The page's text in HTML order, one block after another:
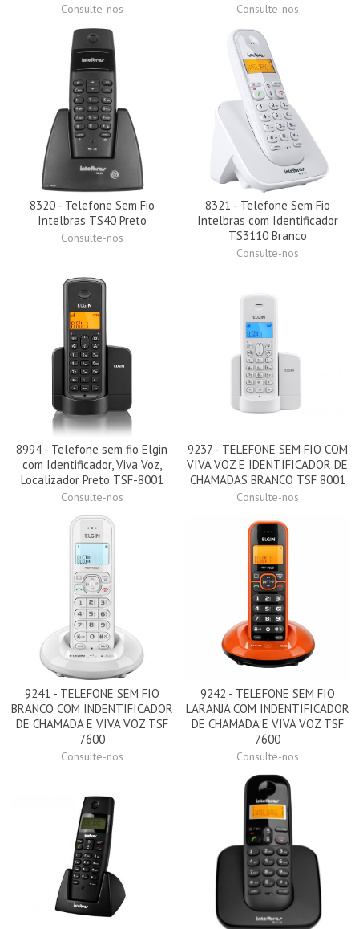
Consulte-nos Consulte-nos
8320 - Telefone Sem Fio
Intelbras TS40 Preto
Consulte-nos
8321 - Telefone Sem Fio
Intelbras com Identificador
TS3110 Branco
Consulte-nos
8994 - Telefone sem fio Elgin
com Identificador, Viva Voz,
Localizador Preto TSF-8001
Consulte-nos
9237 - TELEFONE SEM FIO COM
VIVA VOZ E IDENTIFICADOR DE
CHAMADAS BRANCO TSF 8001
Consulte-nos
9241 - TELEFONE SEM FIO
BRANCO COM INDENTIFICADOR
DE CHAMADA E VIVA VOZ TSF
7600
Consulte-nos
9242 - TELEFONE SEM FIO
LARANJA COM INDENTIFICADOR
DE CHAMADA E VIVA VOZ TSF
7600
Consulte-nos